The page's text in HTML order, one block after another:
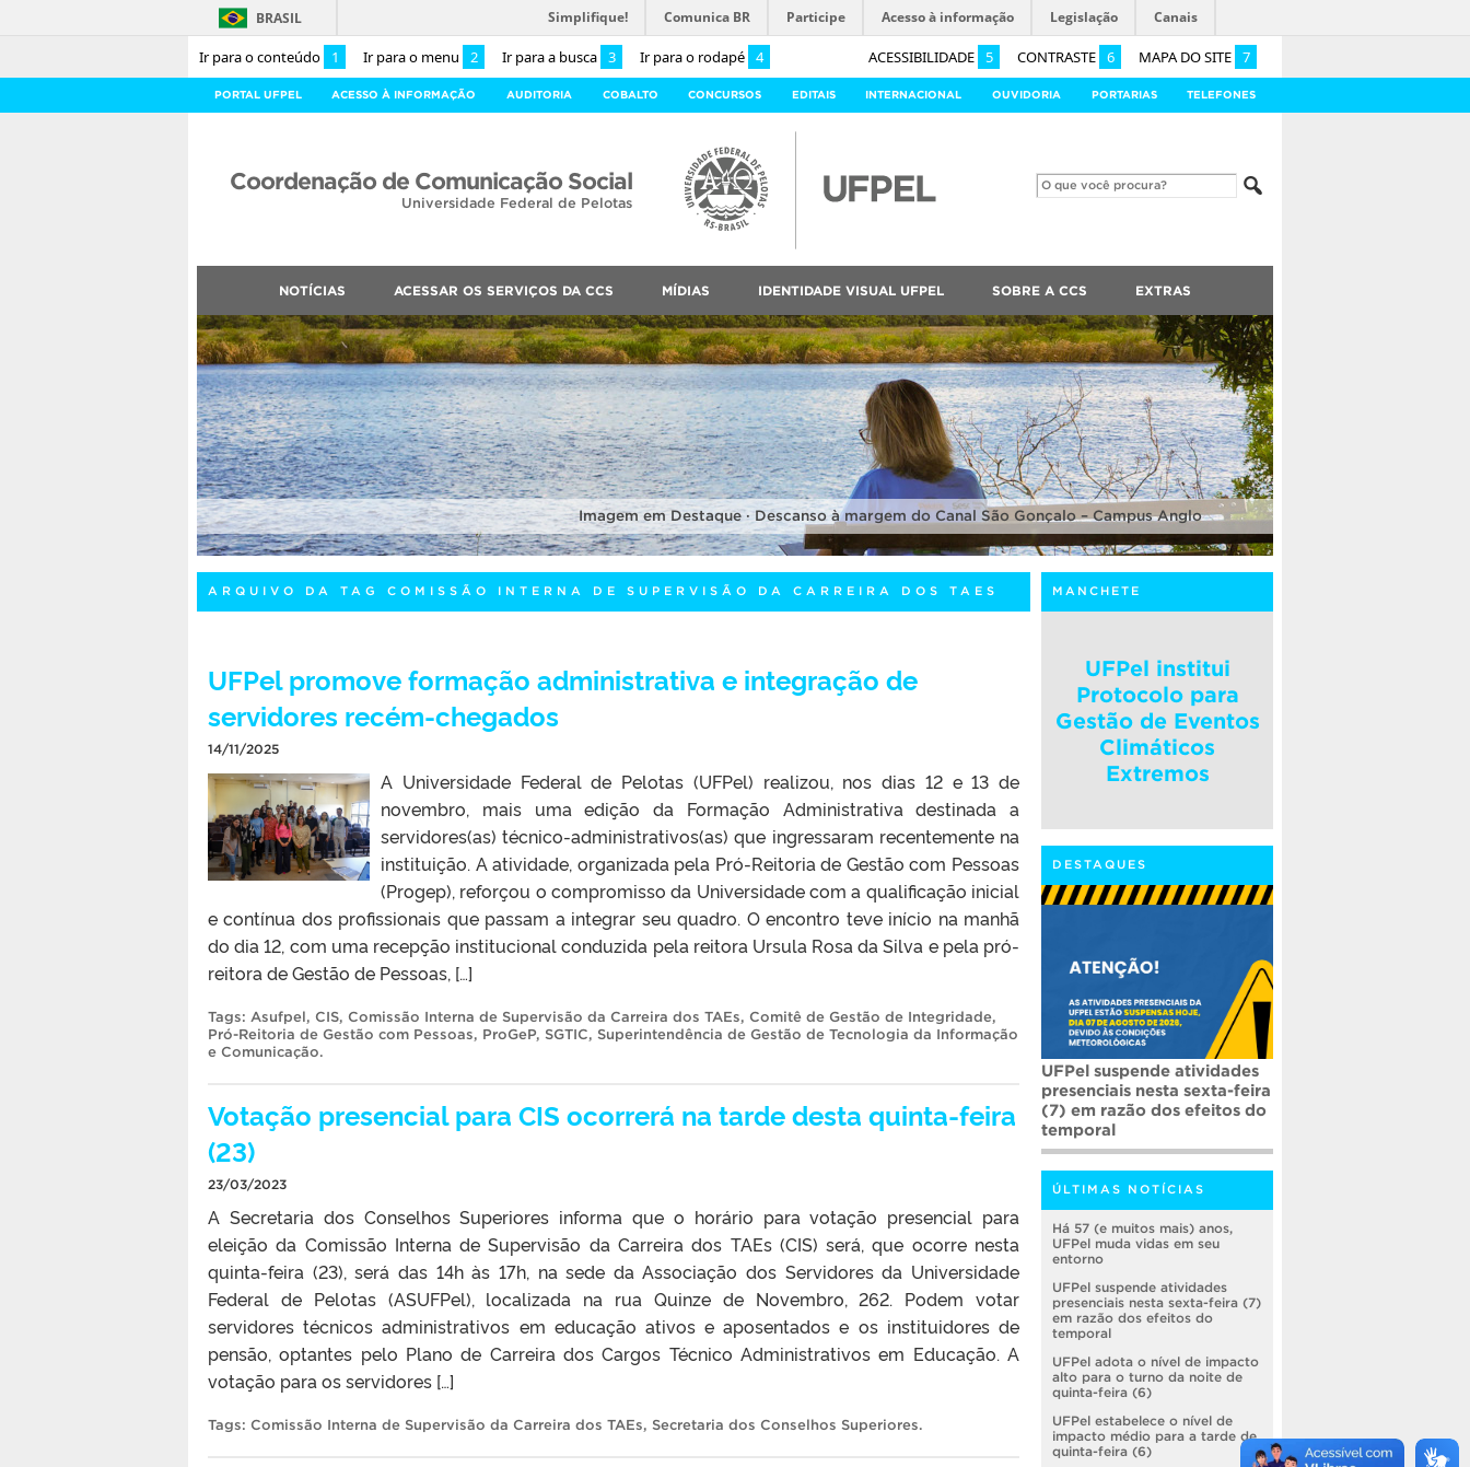
Ir para o conteúdo 1 Ir para o menu 2 Ir para a busca 3 Ir para o rodapé 4 ACESSIBILIDADE 5 CONTRASTE 6 MAPA DO SITE 7
BRASIL Simplifique! Comunica BR Participe Acesso à informação Legislação Canais
PORTAL UFPEL ACESSO À INFORMAÇÃO AUDITORIA COBALTO CONCURSOS EDITAIS INTERNACIONAL OUVIDORIA PORTARIAS TELEFONES
Coordenação de Comunicação Social
Universidade Federal de Pelotas
NOTÍCIAS ACESSAR OS SERVIÇOS DA CCS MÍDIAS IDENTIDADE VISUAL UFPEL SOBRE A CCS EXTRAS
Imagem em Destaque · Descanso à margem do Canal São Gonçalo – Campus Anglo
ARQUIVO DA TAG COMISSÃO INTERNA DE SUPERVISÃO DA CARREIRA DOS TAES
UFPel promove formação administrativa e integração de
servidores recém-chegados
14/11/2025
A Universidade Federal de Pelotas (UFPel) realizou, nos dias 12 e 13 de
novembro, mais uma edição da Formação Administrativa destinada a
servidores(as) técnico-administrativos(as) que ingressaram recentemente na
instituição. A atividade, organizada pela Pró-Reitoria de Gestão com Pessoas
(Progep), reforçou o compromisso da Universidade com a qualificação inicial
e contínua dos profissionais que passam a integrar seu quadro. O encontro teve início na manhã
do dia 12, com uma recepção institucional conduzida pela reitora Ursula Rosa da Silva e pela pró-
reitora de Gestão de Pessoas, […]
Tags: Asufpel, CIS, Comissão Interna de Supervisão da Carreira dos TAEs, Comitê de Gestão de Integridade,
Pró-Reitoria de Gestão com Pessoas, ProGeP, SGTIC, Superintendência de Gestão de Tecnologia da Informação
e Comunicação.
Votação presencial para CIS ocorrerá na tarde desta quinta-feira
(23)
23/03/2023
A Secretaria dos Conselhos Superiores informa que o horário para votação presencial para
eleição da Comissão Interna de Supervisão da Carreira dos TAEs (CIS) será, que ocorre nesta
quinta-feira (23), será das 14h às 17h, na sede da Associação dos Servidores da Universidade
Federal de Pelotas (ASUFPel), localizada na rua Quinze de Novembro, 262. Podem votar
servidores técnicos administrativos em educação ativos e aposentados e os instituidores de
pensão, optantes pelo Plano de Carreira dos Cargos Técnico Administrativos em Educação. A
votação para os servidores […]
Tags: Comissão Interna de Supervisão da Carreira dos TAEs, Secretaria dos Conselhos Superiores.
MANCHETE
UFPel institui
Protocolo para
Gestão de Eventos
Climáticos
Extremos
DESTAQUES
UFPel suspende atividades
presenciais nesta sexta-feira
(7) em razão dos efeitos do
temporal
ÚLTIMAS NOTÍCIAS
Há 57 (e muitos mais) anos,
UFPel muda vidas em seu
entorno
UFPel suspende atividades
presenciais nesta sexta-feira (7)
em razão dos efeitos do
temporal
UFPel adota o nível de impacto
alto para o turno da noite de
quinta-feira (6)
UFPel estabelece o nível de
impacto médio para a tarde de
quinta-feira (6)